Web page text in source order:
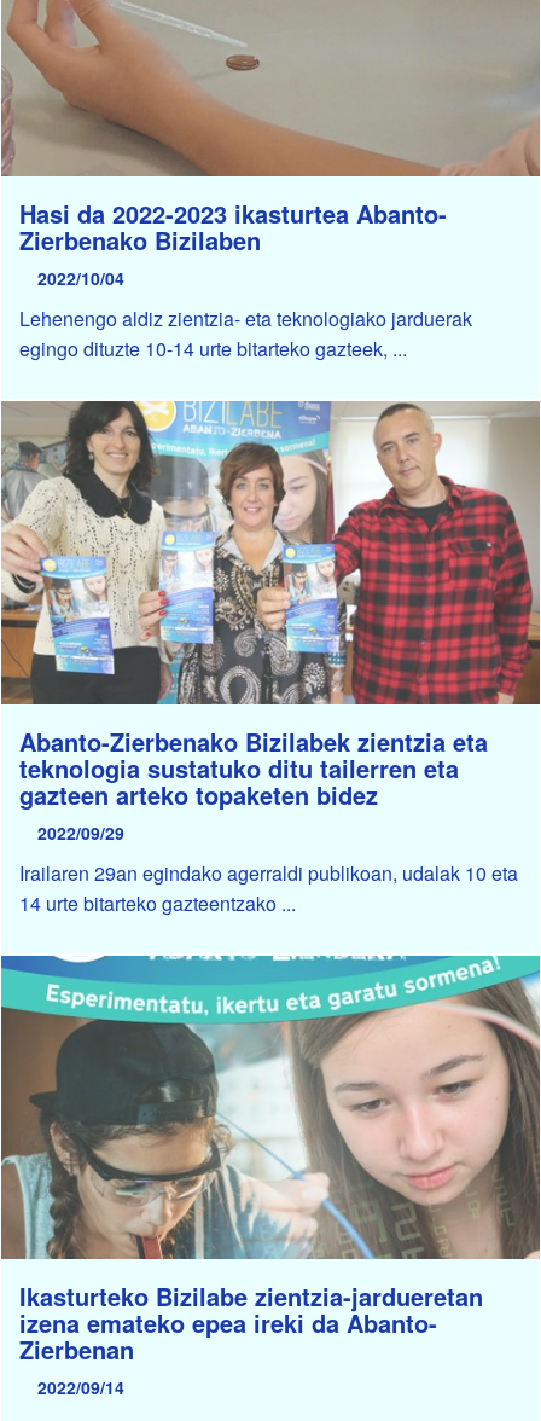
Hasi da 2022-2023 ikasturtea Abanto-
Zierbenako Bizilaben
2022/10/04
Lehenengo aldiz zientzia- eta teknologiako jarduerak
egingo dituzte 10-14 urte bitarteko gazteek, ...
Abanto-Zierbenako Bizilabek zientzia eta
teknologia sustatuko ditu tailerren eta
gazteen arteko topaketen bidez
2022/09/29
Irailaren 29an egindako agerraldi publikoan, udalak 10 eta
14 urte bitarteko gazteentzako ...
Ikasturteko Bizilabe zientzia-jardueretan
izena emateko epea ireki da Abanto-
Zierbenan
2022/09/14